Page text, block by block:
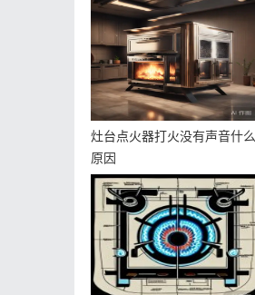
灶台点火器打火没有声音什么
原因